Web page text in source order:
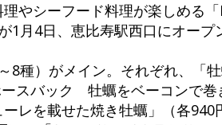
やシーフード料理が楽しめる「
1月4日、恵比寿駅西口にオープ
8種）がメイン。それぞれ、「
スバック 牡蠣をベーコンで巻
レを載せた焼き牡蠣」（各940